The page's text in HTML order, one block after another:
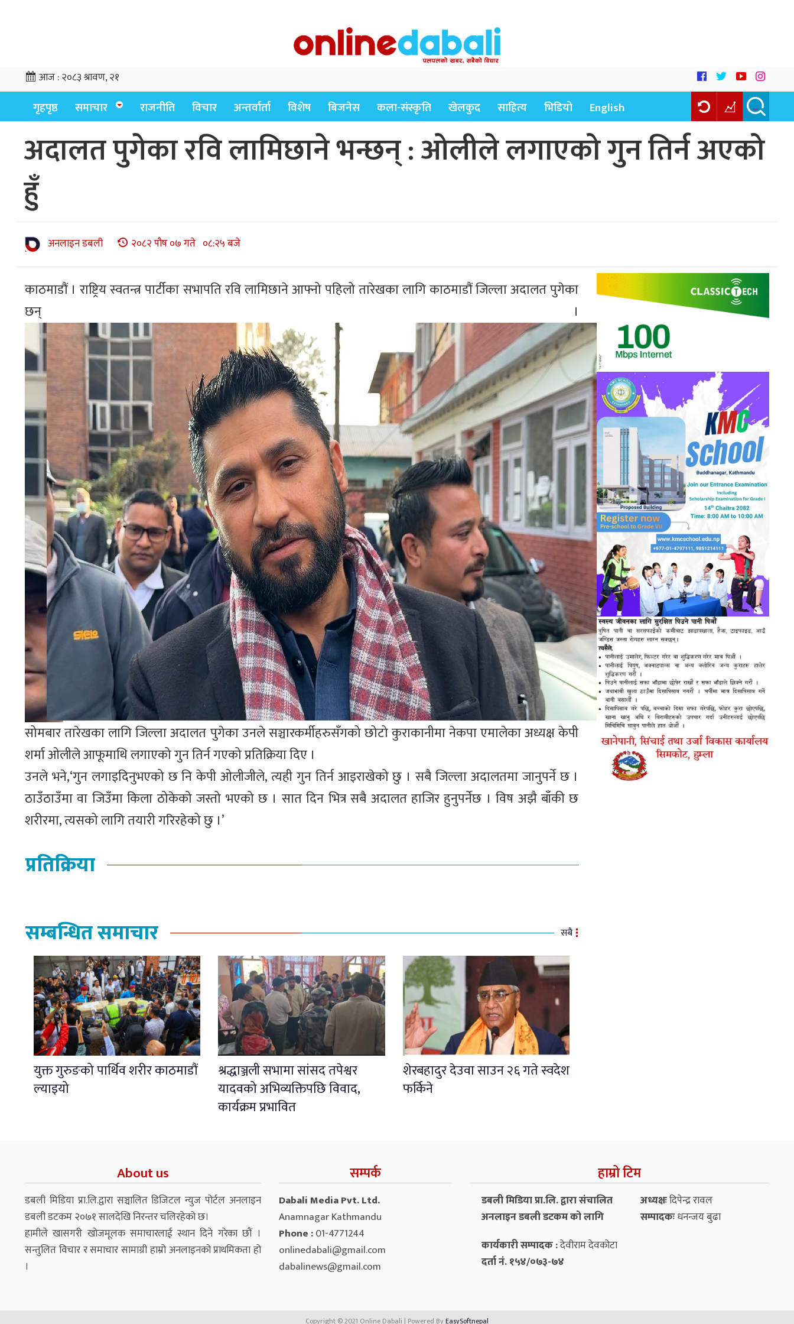
आज :२०८३ श्रावण, २१
गृहपृष्ठ समाचार राजनीति विचार अन्तर्वार्ता विशेष बिजनेस कला-संस्कृति खेलकुद साहित्य भिडियो English
अदालत पुगेका रवि लामिछाने भन्छन् : ओलीले लगाएको गुन तिर्न अएको
हुँ
अनलाइन डबली २०८२ पौष ०७ गते ०८:२५ बजे
काठमाडौं । राष्ट्रिय स्वतन्त्र पार्टीका सभापति रवि लामिछाने आफ्नो पहिलो तारेखका लागि काठमाडौं जिल्ला अदालत पुगेका
छन् ।
सोमबार तारेखका लागि जिल्ला अदालत पुगेका उनले सञ्चारकर्मीहरुसँगको छोटो कुराकानीमा नेकपा एमालेका अध्यक्ष केपी
शर्मा ओलीले आफूमाथि लगाएको गुन तिर्न गएको प्रतिक्रिया दिए ।
उनले भने,‘गुन लगाइदिनुभएको छ नि केपी ओलीजीले, त्यही गुन तिर्न आइराखेको छु । सबै जिल्ला अदालतमा जानुपर्ने छ ।
ठाउँठाउँमा वा जिउँमा किला ठोकेको जस्तो भएको छ । सात दिन भित्र सबै अदालत हाजिर हुनुपर्नेछ । विष अझै बाँकी छ
शरीरमा, त्यसको लागि तयारी गरिरहेको छु ।’
प्रतिक्रिया
सम्बन्धित समाचार सबै
युक्त गुरुङको पार्थिव शरीर काठमाडौं
ल्याइयो
श्रद्धाञ्जली सभामा सांसद तपेश्वर
यादवको अभिव्यक्तिपछि विवाद,
कार्यक्रम प्रभावित
शेरबहादुर देउवा साउन २६ गते स्वदेश
फर्किने
About us
डबली मिडिया प्रा.लि.द्वारा सञ्चालित डिजिटल न्युज पोर्टल अनलाइन
डबली डटकम २०७१ सालदेखि निरन्तर चलिरहेको छ।
हामीले खासगरी खोजमूलक समाचारलाई स्थान दिने गरेका छौं ।
सन्तुलित विचार र समाचार सामाग्री हाम्रो अनलाइनको प्राथमिकता हो
।
सम्पर्क
Dabali Media Pvt. Ltd.
Anamnagar Kathmandu
Phone :01-4771244
onlinedabali@gmail.com
dabalinews@gmail.com
हाम्रो टिम
डबली मिडिया प्रा.लि. द्वारा संचालित
अनलाइन डबली डटकम को लागि
अध्यक्षःदिपेन्द्र रावल
सम्पादकःधनन्‍जय बुढा
कार्यकारी सम्पादक :देवीराम देवकोटा
दर्ता नं. १५४/०७३-७४
Copyright © 2021 Online Dabali | Powered ByEasySoftnepal